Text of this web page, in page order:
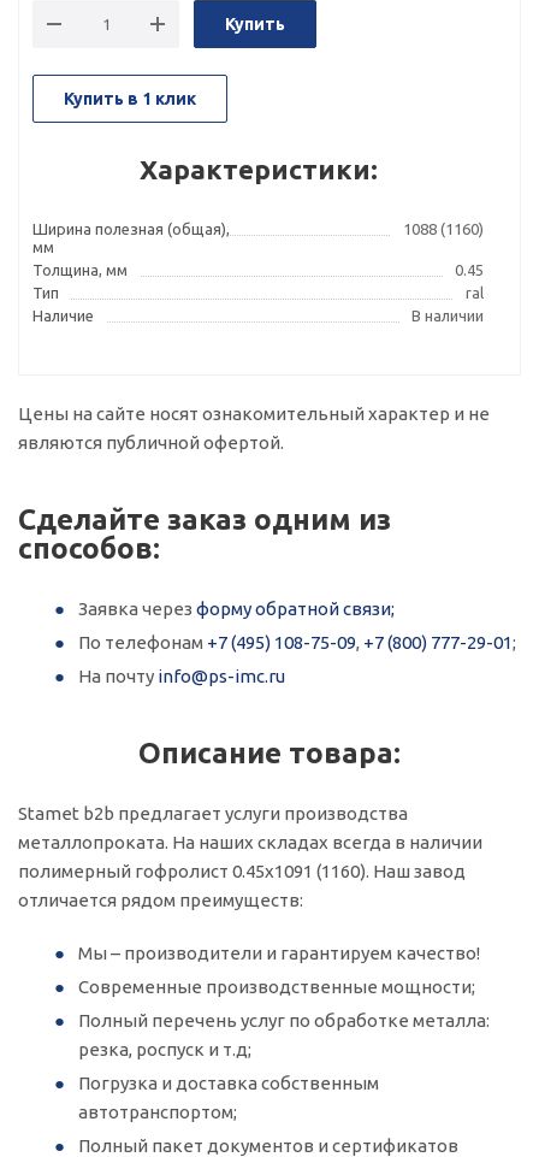
Купить
Купить в 1 клик
Характеристики:
Ширина полезная (общая),
мм
1088 (1160)
Толщина, мм
0.45
Тип
ral
Наличие
В наличии
Цены на сайте носят ознакомительный характер и не
являются публичной офертой.
Сделайте заказ одним из
способов:
Заявка через форму обратной связи;
По телефонам +7 (495) 108-75-09, +7 (800) 777-29-01;
На почту info@ps-imc.ru
Описание товара:
Stamet b2b предлагает услуги производства
металлопроката. На наших складах всегда в наличии
полимерный гофролист 0.45x1091 (1160). Наш завод
отличается рядом преимуществ:
Мы – производители и гарантируем качество!
Современные производственные мощности;
Полный перечень услуг по обработке металла:
резка, роспуск и т.д;
Погрузка и доставка собственным
автотранспортом;
Полный пакет документов и сертификатов